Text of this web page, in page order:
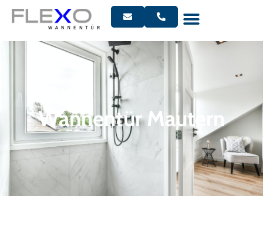
Wannentür Mautern